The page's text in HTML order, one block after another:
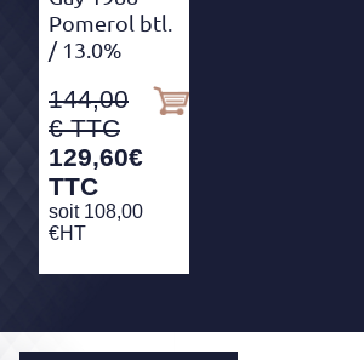
Pomerol btl.
/ 13.0%
144,00
129,60€
TTC
soit 108,00
€HT